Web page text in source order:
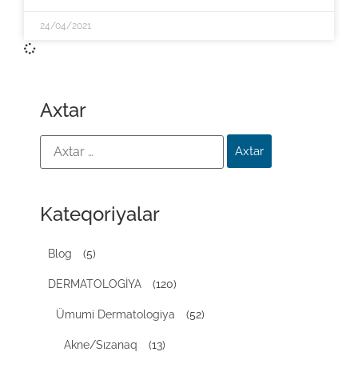
24/04/2021
Axtar
Kateqoriyalar
Blog (5)
DERMATOLOGİYA (120)
Ümumi Dermatologiya (52)
Akne/Sızanaq (13)